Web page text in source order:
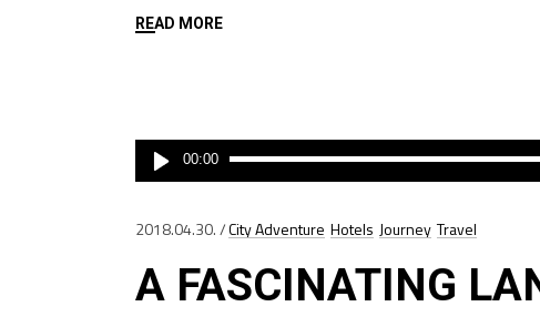
READ MORE
Audió
lejátszó
00:00
2018.04.30. City Adventure Hotels Journey Travel
A FASCINATING